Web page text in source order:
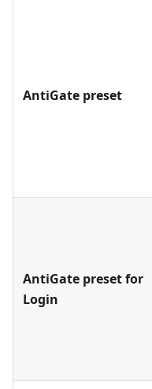
AntiGate preset
AntiGate preset for
Login